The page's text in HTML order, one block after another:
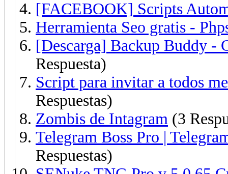
[FACEBOOK] Scripts
Herramienta Seo gratis -
[Descarga] Backup Buddy -
Respuesta)
Script para invitar a todos
Respuestas)
Zombis de Intagram (3
Telegram Boss Pro |
Respuestas)